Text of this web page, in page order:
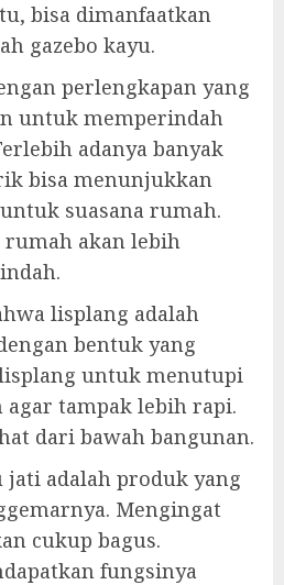
bisa dimanfaatkan
gazebo kayu.
perlengkapan yang
untuk memperindah
adanya banyak
bisa menunjukkan
suasana rumah.
rumah akan lebih
lisplang adalah
bentuk yang
untuk menutupi
agar tampak lebih rapi.
dari bawah bangunan.
adalah produk yang
Mengingat
cukup bagus.
fungsinya